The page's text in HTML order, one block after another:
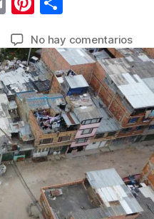
ail er
e
st
m
p
ar
tir
No hay comentariosen
vial
en
el
de
la
de